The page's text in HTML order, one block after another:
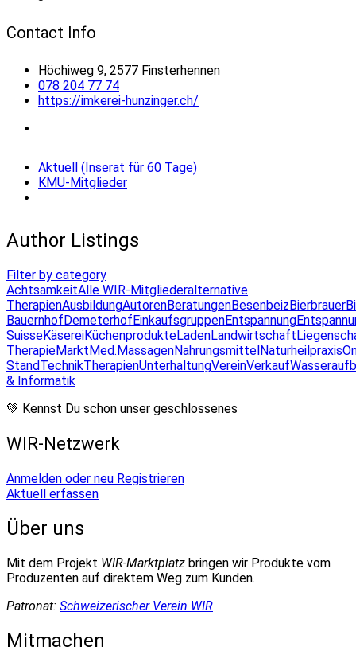
Contact Info
Höchiweg 9, 2577 Finsterhennen
078 204 77 74
https://imkerei-hunzinger.ch/
Aktuell (Inserat für 60 Tage)
KMU-Mitglieder
Author Listings
Filter by category
AchtsamkeitAlle WIR-Mitgliederalternative
TherapienAusbildungAutorenBeratungenBesenbeizBierbrauer
BauernhofDemeterhofEinkaufsgruppenEntspannung
SuisseKäsereiKüchenprodukteLadenLandwirtschaft
TherapieMarktMed.MassagenNahrungsmittelNaturheilpraxis
StandTechnikTherapienUnterhaltungVereinVerkauf
& Informatik
💚 Kennst Du schon unser geschlossenes
WIR-Netzwerk
Anmelden oder neu Registrieren
Aktuell erfassen
Über uns
Mit dem Projekt WIR-Marktplatz bringen wir Produkte vom
Produzenten auf direktem Weg zum Kunden.
Patronat: Schweizerischer Verein WIR
Mitmachen